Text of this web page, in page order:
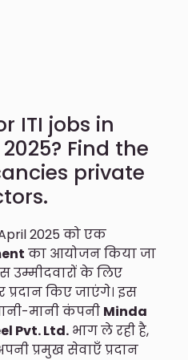
ITI jobs in
Find the
private
2025 को एक
का आयोजन किया जा
उम्मीदवारों के लिए
किए जाएंगे। इस
मानी कंपनी Minda
Pvt. Ltd. भाग ले रही है,
प्रमुख सेवाएँ प्रदान